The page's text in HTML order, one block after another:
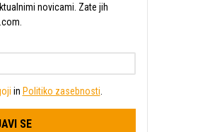
novicami. Zate jih
in Politiko zasebnosti
SE